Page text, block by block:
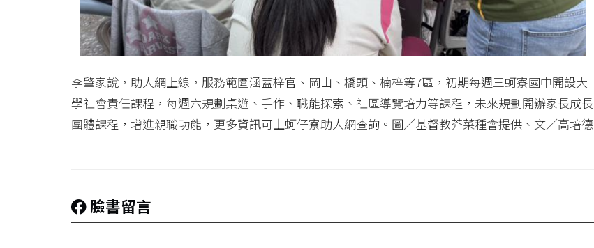
李肇家說，助人網上線，服務範圍涵蓋梓官、岡山、橋頭、楠梓等7區，初期每週三蚵寮國中開設大
學社會責任課程，每週六規劃桌遊、手作、職能探索、社區導覽培力等課程，未來規劃開辦家長成長
團體課程，增進親職功能，更多資訊可上蚵仔寮助人網查詢。圖／基督教芥菜種會提供、文／高培德
臉書留言